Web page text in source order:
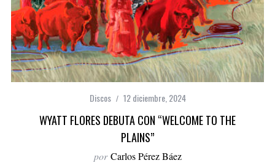
Discos 12 diciembre, 2024
WYATT FLORES DEBUTA CON “WELCOME TO THE
PLAINS”
por Carlos Pérez Báez